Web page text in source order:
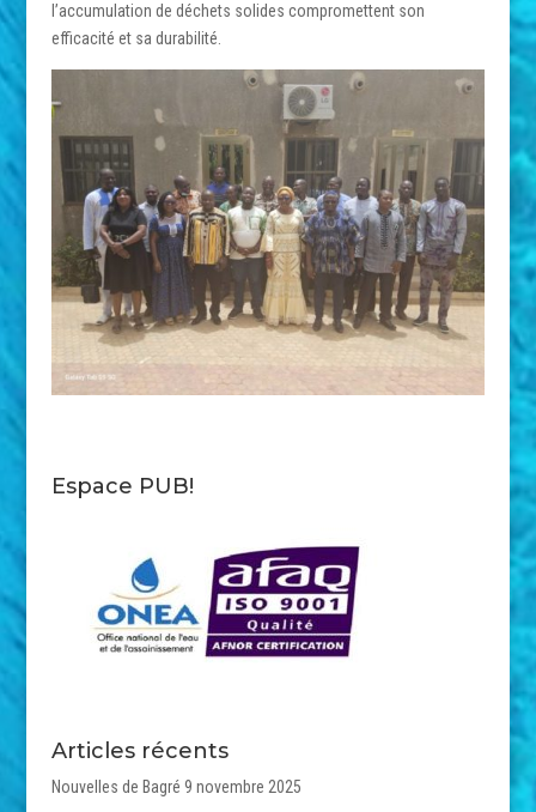
l’accumulation de déchets solides compromettent son
efficacité et sa durabilité.
Espace PUB!
Articles récents
Nouvelles de Bagré 9 novembre 2025